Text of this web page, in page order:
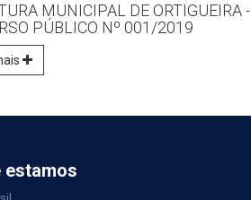
MUNICIPAL DE ORTIGUEIRA -
PÚBLICO Nº 001/2019
estamos